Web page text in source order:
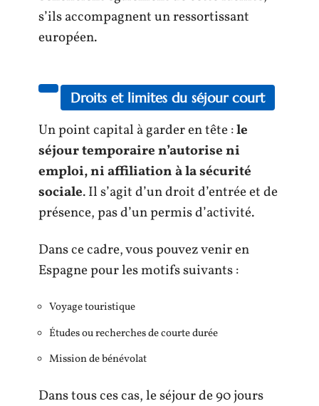
s’ils accompagnent un ressortissant
européen.
Droits et limites du séjour court
Un point capital à garder en tête :le
séjour temporaire n’autorise ni
emploi, ni affiliation à la sécurité
sociale. Il s’agit d’un droit d’entrée et de
présence, pas d’un permis d’activité.
Dans ce cadre, vous pouvez venir en
Espagne pour les motifs suivants :
Voyage touristique
Études ou recherches de courte durée
Mission de bénévolat
Dans tous ces cas, le séjour de 90 jours